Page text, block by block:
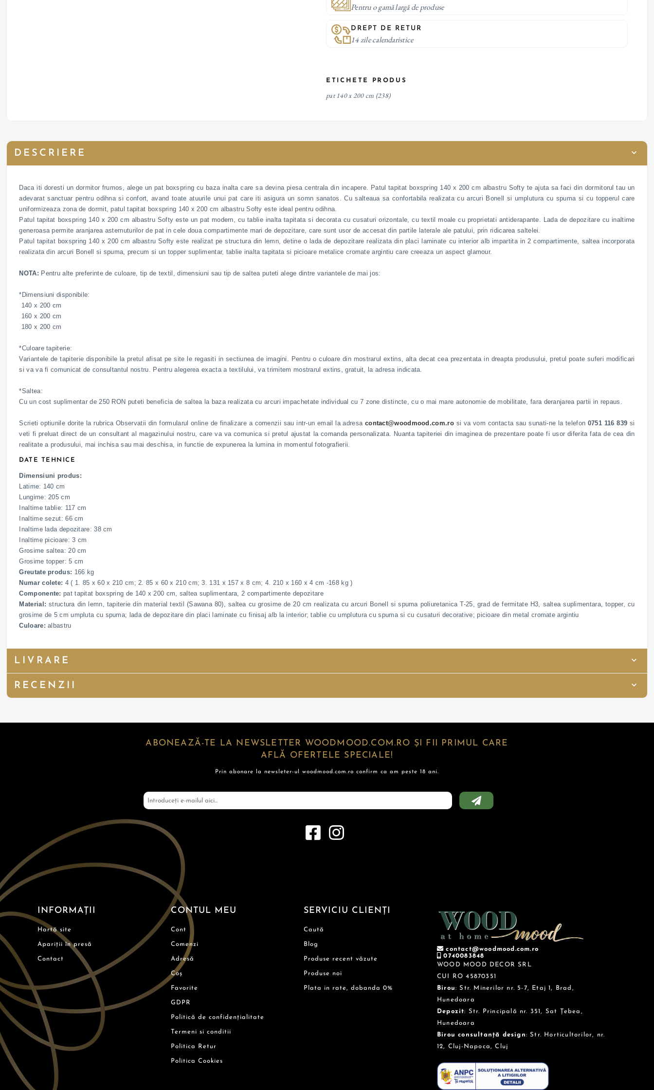
Pentru o gamă largă de produse
DREPT DE RETUR
14 zile calendaristice
ETICHETE PRODUS
pat 140 x 200 cm (238)
DESCRIERE
Daca iti doresti un dormitor frumos, alege un pat boxspring cu baza inalta care sa devina piesa centrala din incapere. Patul tapitat boxspring 140 x 200 cm albastru Softy te ajuta sa faci din dormitorul tau un
adevarat sanctuar pentru odihna si confort, avand toate atuurile unui pat care iti asigura un somn sanatos. Cu salteaua sa confortabila realizata cu arcuri Bonell si umplutura cu spuma si cu topperul care
uniformizeaza zona de dormit, patul tapitat boxspring 140 x 200 cm albastru Softy este ideal pentru odihna.
Patul tapitat boxspring 140 x 200 cm albastru Softy este un pat modern, cu tablie inalta tapitata si decorata cu cusaturi orizontale, cu textil moale cu proprietati antiderapante. Lada de depozitare cu inaltime
generoasa permite aranjarea asternuturilor de pat in cele doua compartimente mari de depozitare, care sunt usor de accesat din partile laterale ale patului, prin ridicarea saltelei.
Patul tapitat boxspring 140 x 200 cm albastru Softy este realizat pe structura din lemn, detine o lada de depozitare realizata din placi laminate cu interior alb impartita in 2 compartimente, saltea incorporata
realizata din arcuri Bonell si spuma, precum si un topper suplimentar, tablie inalta tapitata si picioare metalice cromate argintiu care creeaza un aspect glamour.
NOTA: Pentru alte preferinte de culoare, tip de textil, dimensiuni sau tip de saltea puteti alege dintre variantele de mai jos:
*Dimensiuni disponibile:
140 x 200 cm
160 x 200 cm
180 x 200 cm
*Culoare tapiterie:
Variantele de tapiterie disponibile la pretul afisat pe site le regasiti in sectiunea de imagini. Pentru o culoare din mostrarul extins, alta decat cea prezentata in dreapta produsului, pretul poate suferi modificari
si va va fi comunicat de consultantul nostru. Pentru alegerea exacta a textilului, va trimitem mostrarul extins, gratuit, la adresa indicata.
*Saltea:
Cu un cost suplimentar de 250 RON puteti beneficia de saltea la baza realizata cu arcuri impachetate individual cu 7 zone distincte, cu o mai mare autonomie de mobilitate, fara deranjarea partii in repaus.
Scrieti optiunile dorite la rubrica Observatii din formularul online de finalizare a comenzii sau intr-un email la adresa contact@woodmood.com.rosi va vom contacta sau sunati-ne la telefon 0751 116 839 si
veti fi preluat direct de un consultant al magazinului nostru, care va va comunica si pretul ajustat la comanda personalizata. Nuanta tapiteriei din imaginea de prezentare poate fi usor diferita fata de cea din
realitate a produsului, mai inchisa sau mai deschisa, in functie de expunerea la lumina in momentul fotografierii.
DATE TEHNICE
Dimensiuni produs:
Latime: 140 cm
Lungime: 205 cm
Inaltime tablie: 117 cm
Inaltime sezut: 66 cm
Inaltime lada depozitare: 38 cm
Inaltime picioare: 3 cm
Grosime saltea: 20 cm
Grosime topper: 5 cm
Greutate produs: 166 kg
Numar colete: 4 ( 1. 85 x 60 x 210 cm; 2. 85 x 60 x 210 cm; 3. 131 x 157 x 8 cm; 4. 210 x 160 x 4 cm -168 kg )
Componente:pat tapitat boxspring de 140 x 200 cm, saltea suplimentara, 2 compartimente depozitare
Material: structura din lemn, tapiterie din material textil (Sawana 80), saltea cu grosime de 20 cm realizata cu arcuri Bonell si spuma poliuretanica T-25, grad de fermitate H3, saltea suplimentara, topper, cu
grosime de 5 cm umpluta cu spuma; lada de depozitare din placi laminate cu finisaj alb la interior; tablie cu umplutura cu spuma si cu cusaturi decorative; picioare din metal cromate argintiu
Culoare:albastru
LIVRARE
RECENZII
ABONEAZĂ-TE LA NEWSLETTER WOODMOOD.COM.RO ȘI FII PRIMUL CARE
AFLĂ OFERTELE SPECIALE!
Prin abonare la newsleter-ul woodmood.com.ro confirm ca am peste 18 ani.
INFORMAȚII
Hartă site
Apariții în presă
Contact
CONTUL MEU
Cont
Comenzi
Adresă
Coș
Favorite
GDPR
Politică de confidențialitate
Termeni si conditii
Politica Retur
Politica Cookies
SERVICIU CLIENȚI
Caută
Blog
Produse recent văzute
Produse noi
Plata in rate, dobanda 0%
contact@woodmood.com.ro
0740083848
WOOD MOOD DECOR SRL
CUI RO 45870351
Birou: Str. Minerilor nr. 5-7, Etaj 1, Brad,
Hunedoara
Depozit: Str. Principală nr. 351, Sat Țebea,
Hunedoara
Birou consultanță design: Str. Horticultorilor, nr.
12, Cluj-Napoca, Cluj